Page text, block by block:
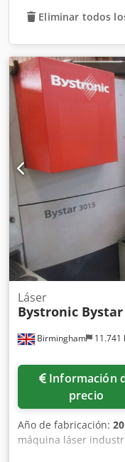
Eliminar todos
Birmingham 11.741
Láser
Bystronic Bystar
Información de
precio
Año de fabricación:
máquina láser
kW, con mesa plana